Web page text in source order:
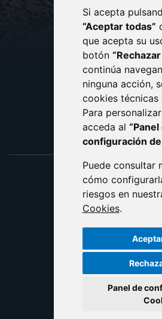
Si acepta
“Aceptar todas”
que acepta su
botón
continúa
ninguna acción,
cookies técnicas
Para
acceda al “Panel
configuración de
Puede consultar
cómo
riesgos en
Cookies.
Panel de
CONTACTO
AVISO
PROTECCIÓN DE
POLÍTICA DE